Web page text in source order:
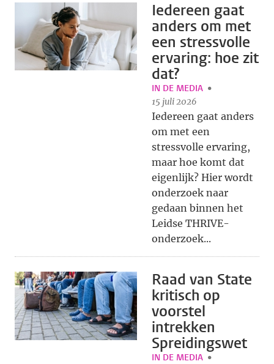
Iedereen gaat
anders om met
een stressvolle
ervaring: hoe zit
dat?
IN DE MEDIA
15 juli 2026
Iedereen gaat anders
om met een
stressvolle ervaring,
maar hoe komt dat
eigenlijk? Hier wordt
onderzoek naar
gedaan binnen het
Leidse THRIVE-
onderzoek...
Raad van State
kritisch op
voorstel
intrekken
Spreidingswet
IN DE MEDIA